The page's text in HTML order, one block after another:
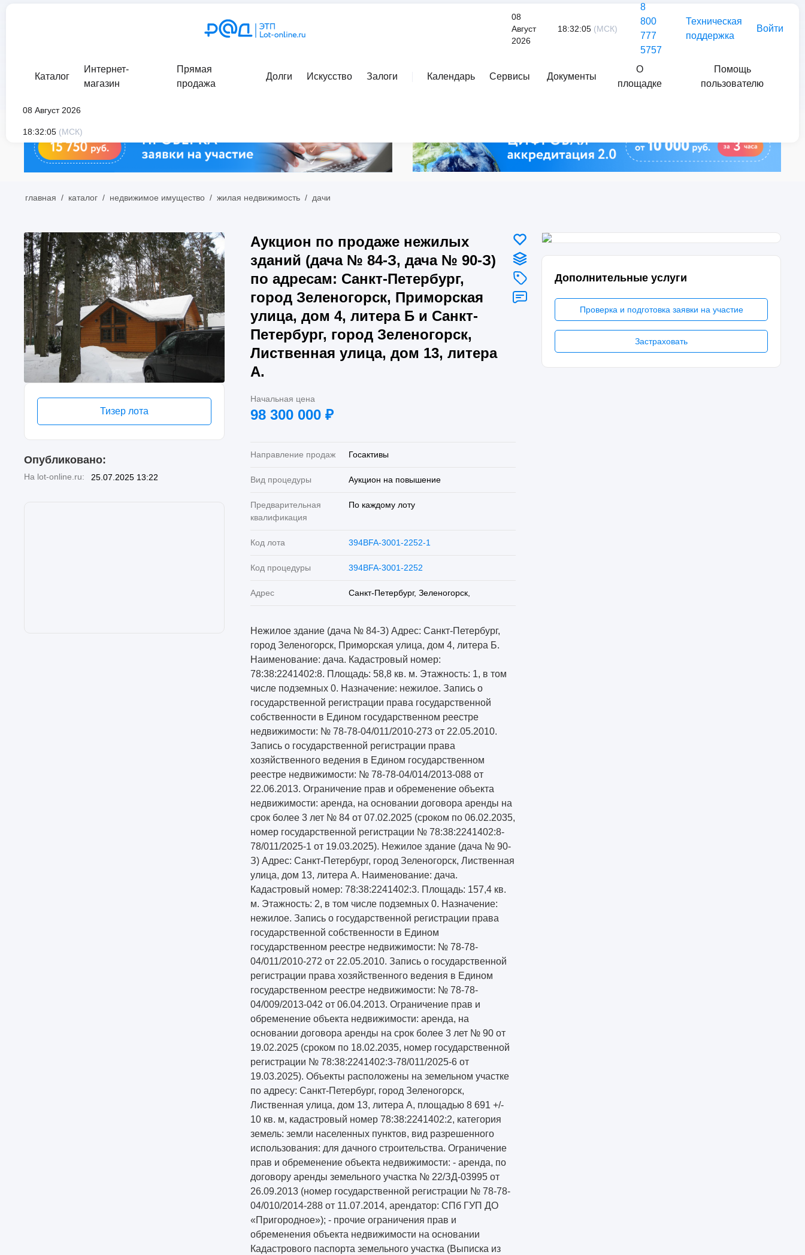
08
Август
2026
18:32:05 (МСК)
8
800
777
5757
Техническая
поддержка
Войти
Каталог
Интернет-
магазин
Прямая
продажа
Долги Искусство Залоги Календарь Сервисы Документы
О
площадке
Помощь
пользователю
08 Август 2026
18:32:05 (МСК)
главная / каталог / недвижимое имущество / жилая недвижимость / дачи
Дополнительные услуги
Проверка и подготовка заявки на участие
Застраховать
Тизер лота
Опубликовано:
На lot-online.ru: 25.07.2025 13:22
Аукцион по продаже нежилых
зданий (дача № 84-З, дача № 90-З)
по адресам: Санкт-Петербург,
город Зеленогорск, Приморская
улица, дом 4, литера Б и Санкт-
Петербург, город Зеленогорск,
Лиственная улица, дом 13, литера
А.
Начальная цена
98 300 000 ₽
Направление продаж Госактивы
Вид процедуры Аукцион на повышение
Предварительная
квалификация
По каждому лоту
Код лота 394BFA-3001-2252-1
Код процедуры 394BFA-3001-2252
Адрес Санкт-Петербург, Зеленогорск,
Нежилое здание (дача № 84-З) Адрес: Санкт-Петербург,
город Зеленогорск, Приморская улица, дом 4, литера Б.
Наименование: дача. Кадастровый номер:
78:38:2241402:8. Площадь: 58,8 кв. м. Этажность: 1, в том
числе подземных 0. Назначение: нежилое. Запись о
государственной регистрации права государственной
собственности в Едином государственном реестре
недвижимости: № 78-78-04/011/2010-273 от 22.05.2010.
Запись о государственной регистрации права
хозяйственного ведения в Едином государственном
реестре недвижимости: № 78-78-04/014/2013-088 от
22.06.2013. Ограничение прав и обременение объекта
недвижимости: аренда, на основании договора аренды на
срок более 3 лет № 84 от 07.02.2025 (сроком по 06.02.2035,
номер государственной регистрации № 78:38:2241402:8-
78/011/2025-1 от 19.03.2025). Нежилое здание (дача № 90-
З) Адрес: Санкт-Петербург, город Зеленогорск, Лиственная
улица, дом 13, литера А. Наименование: дача.
Кадастровый номер: 78:38:2241402:3. Площадь: 157,4 кв.
м. Этажность: 2, в том числе подземных 0. Назначение:
нежилое. Запись о государственной регистрации права
государственной собственности в Едином
государственном реестре недвижимости: № 78-78-
04/011/2010-272 от 22.05.2010. Запись о государственной
регистрации права хозяйственного ведения в Едином
государственном реестре недвижимости: № 78-78-
04/009/2013-042 от 06.04.2013. Ограничение прав и
обременение объекта недвижимости: аренда, на
основании договора аренды на срок более 3 лет № 90 от
19.02.2025 (сроком по 18.02.2035, номер государственной
регистрации № 78:38:2241402:3-78/011/2025-6 от
19.03.2025). Объекты расположены на земельном участке
по адресу: Санкт-Петербург, город Зеленогорск,
Лиственная улица, дом 13, литера А, площадью 8 691 +/-
10 кв. м, кадастровый номер 78:38:2241402:2, категория
земель: земли населенных пунктов, вид разрешенного
использования: для дачного строительства. Ограничение
прав и обременение объекта недвижимости: - аренда, по
договору аренды земельного участка № 22/ЗД-03995 от
26.09.2013 (номер государственной регистрации № 78-78-
04/010/2014-288 от 11.07.2014, арендатор: СПб ГУП ДО
«Пригородное»); - прочие ограничения прав и
обременения объекта недвижимости на основании
Кадастрового паспорта земельного участка (Выписка из